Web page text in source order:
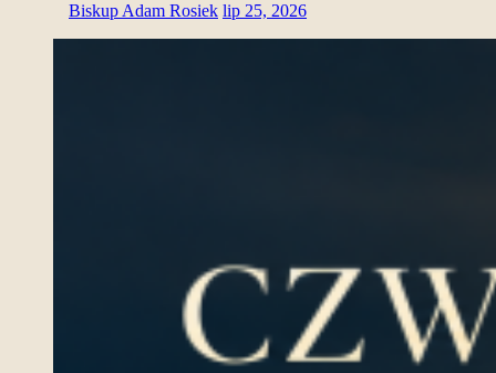
Biskup Adam Rosiek lip 25, 2026